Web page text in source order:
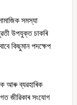
সমস্যা
উপযুক্ত চাকৰি
কিছুমান পদক্ষেপ
আৰু ব্যৱহাৰিক
জীৱিকাৰ সংযোগ